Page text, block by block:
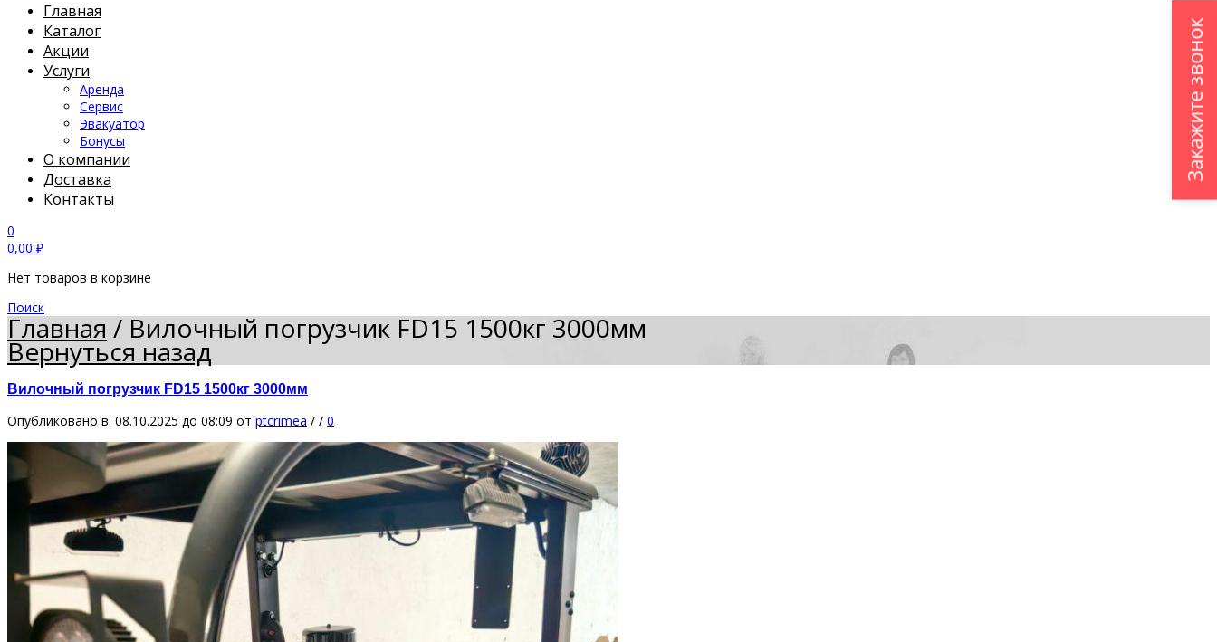
Главная
Каталог
Акции
Услуги
Аренда
Сервис
Эвакуатор
Бонусы
О компании
Доставка
Контакты
0
0,00 ₽
Нет товаров в корзине
Поиск
Главная/Вилочный погрузчик FD15 1500кг 3000мм
Вернуться назад
Вилочный погрузчик FD15 1500кг 3000мм
Опубликовано в: 08.10.2025 до 08:09 от ptcrimea / / 0
Закажите звонок